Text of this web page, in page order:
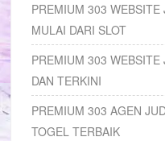
PREMIUM 303
MULAI DARI SLOT
PREMIUM 303
DAN TERKINI
PREMIUM 303 AGEN
TOGEL TERBAIK